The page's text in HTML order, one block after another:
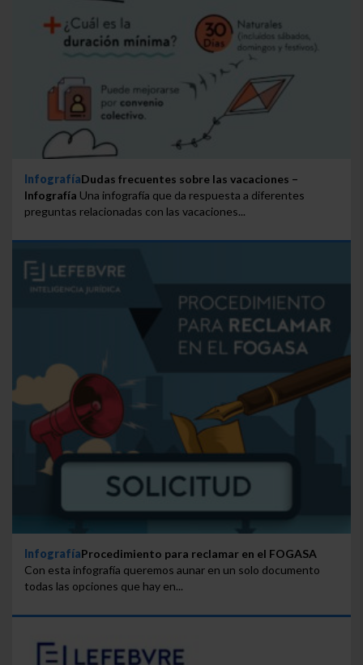
InfografíaDudas frecuentes sobre las vacaciones –
Infografía Una infografía que da respuesta a diferentes
preguntas relacionadas con las vacaciones...
InfografíaProcedimiento para reclamar en el FOGASA
Con esta infografía queremos aunar en un solo documento
todas las opciones que hay en...